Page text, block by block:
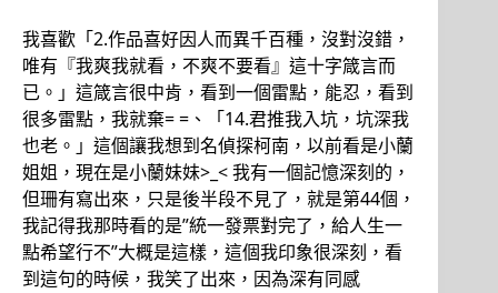
我喜歡「2.作品喜好因人而異千百種，沒對沒錯，
唯有『我爽我就看，不爽不要看』這十字箴言而
已。」這箴言很中肯，看到一個雷點，能忍，看到
很多雷點，我就棄= =、「14.君推我入坑，坑深我
也老。」這個讓我想到名偵探柯南，以前看是小蘭
姐姐，現在是小蘭妹妹>_< 我有一個記憶深刻的，
但珊有寫出來，只是後半段不見了，就是第44個，
我記得我那時看的是”統一發票對完了，給人生一
點希望行不”大概是這樣，這個我印象很深刻，看
到這句的時候，我笑了出來，因為深有同感